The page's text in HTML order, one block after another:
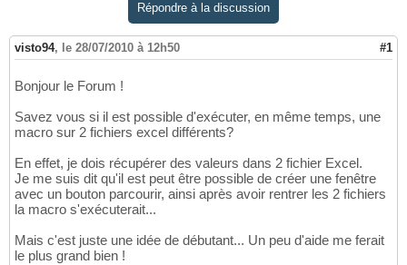
Répondre à la discussion
visto94, le 28/07/2010 à 12h50 #1
Bonjour le Forum !
Savez vous si il est possible d'exécuter, en même temps, une
macro sur 2 fichiers excel différents?
En effet, je dois récupérer des valeurs dans 2 fichier Excel.
Je me suis dit qu'il est peut être possible de créer une fenêtre
avec un bouton parcourir, ainsi après avoir rentrer les 2 fichiers
la macro s'exécuterait...
Mais c'est juste une idée de débutant... Un peu d'aide me ferait
le plus grand bien !